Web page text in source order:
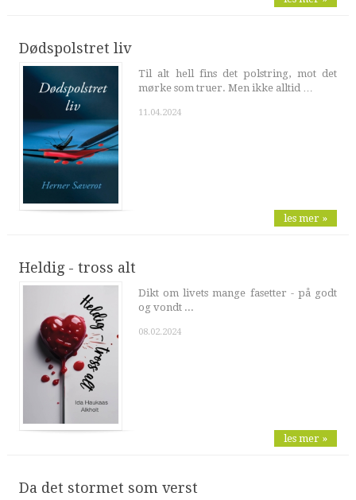
Dødspolstret liv
Til alt hell fins det polstring, mot det
mørke som truer. Men ikke alltid …
11.04.2024
les mer »
Heldig - tross alt
Dikt om livets mange fasetter - på godt
og vondt ...
08.02.2024
les mer »
Da det stormet som verst